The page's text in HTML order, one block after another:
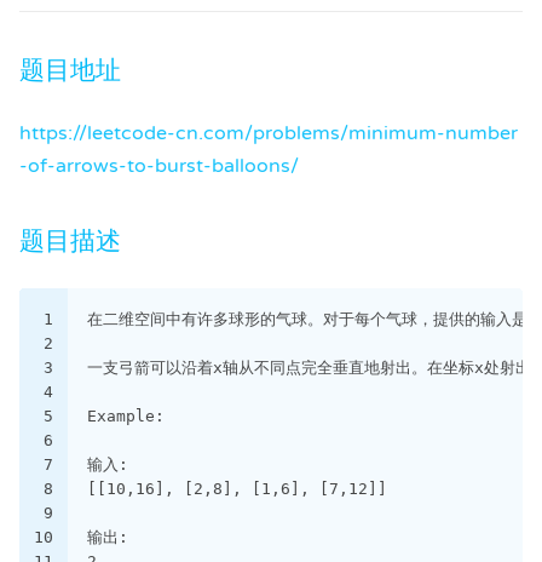
题目地址
https://leetcode-cn.com/problems/minimum-number
-of-arrows-to-burst-balloons/
题目描述
1
2
3
4
5
6
7
8
9
10
在二维空间中有许多球形的气球。对于每个气球，提供的输入
一支弓箭可以沿着x轴从不同点完全垂直地射出。在坐标x处
Example:
输入:
[[10,16], [2,8], [1,6], [7,12]]
输出: